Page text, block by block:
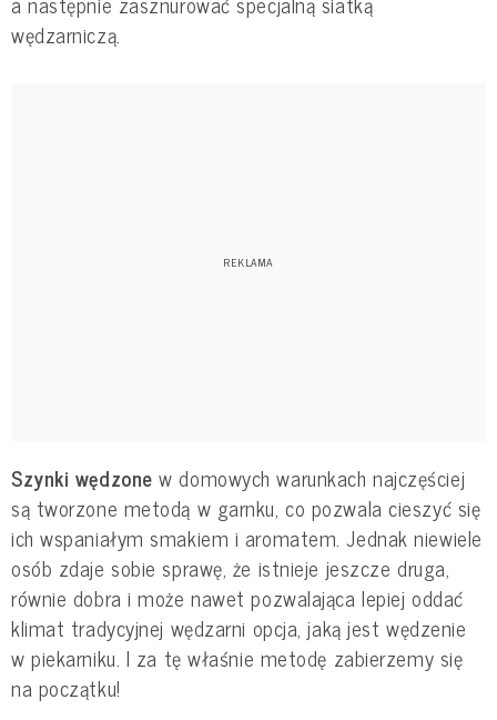
wędzarniczą.
Szynki wędzonew domowych warunkach najczęściej
są tworzone metodą w garnku, co pozwala cieszyć się
ich wspaniałym smakiem i aromatem. Jednak niewiele
osób zdaje sobie sprawę, że istnieje jeszcze druga,
równie dobra i może nawet pozwalająca lepiej oddać
klimat tradycyjnej wędzarni opcja, jaką jest wędzenie
w piekarniku. I za tę właśnie metodę zabierzemy się
na początku!